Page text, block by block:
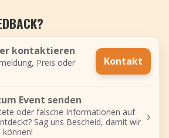
kontaktieren
Preis oder
Kontakt
Event senden
oder falsche Informationen auf
Sag uns Bescheid, damit wir
können!
›